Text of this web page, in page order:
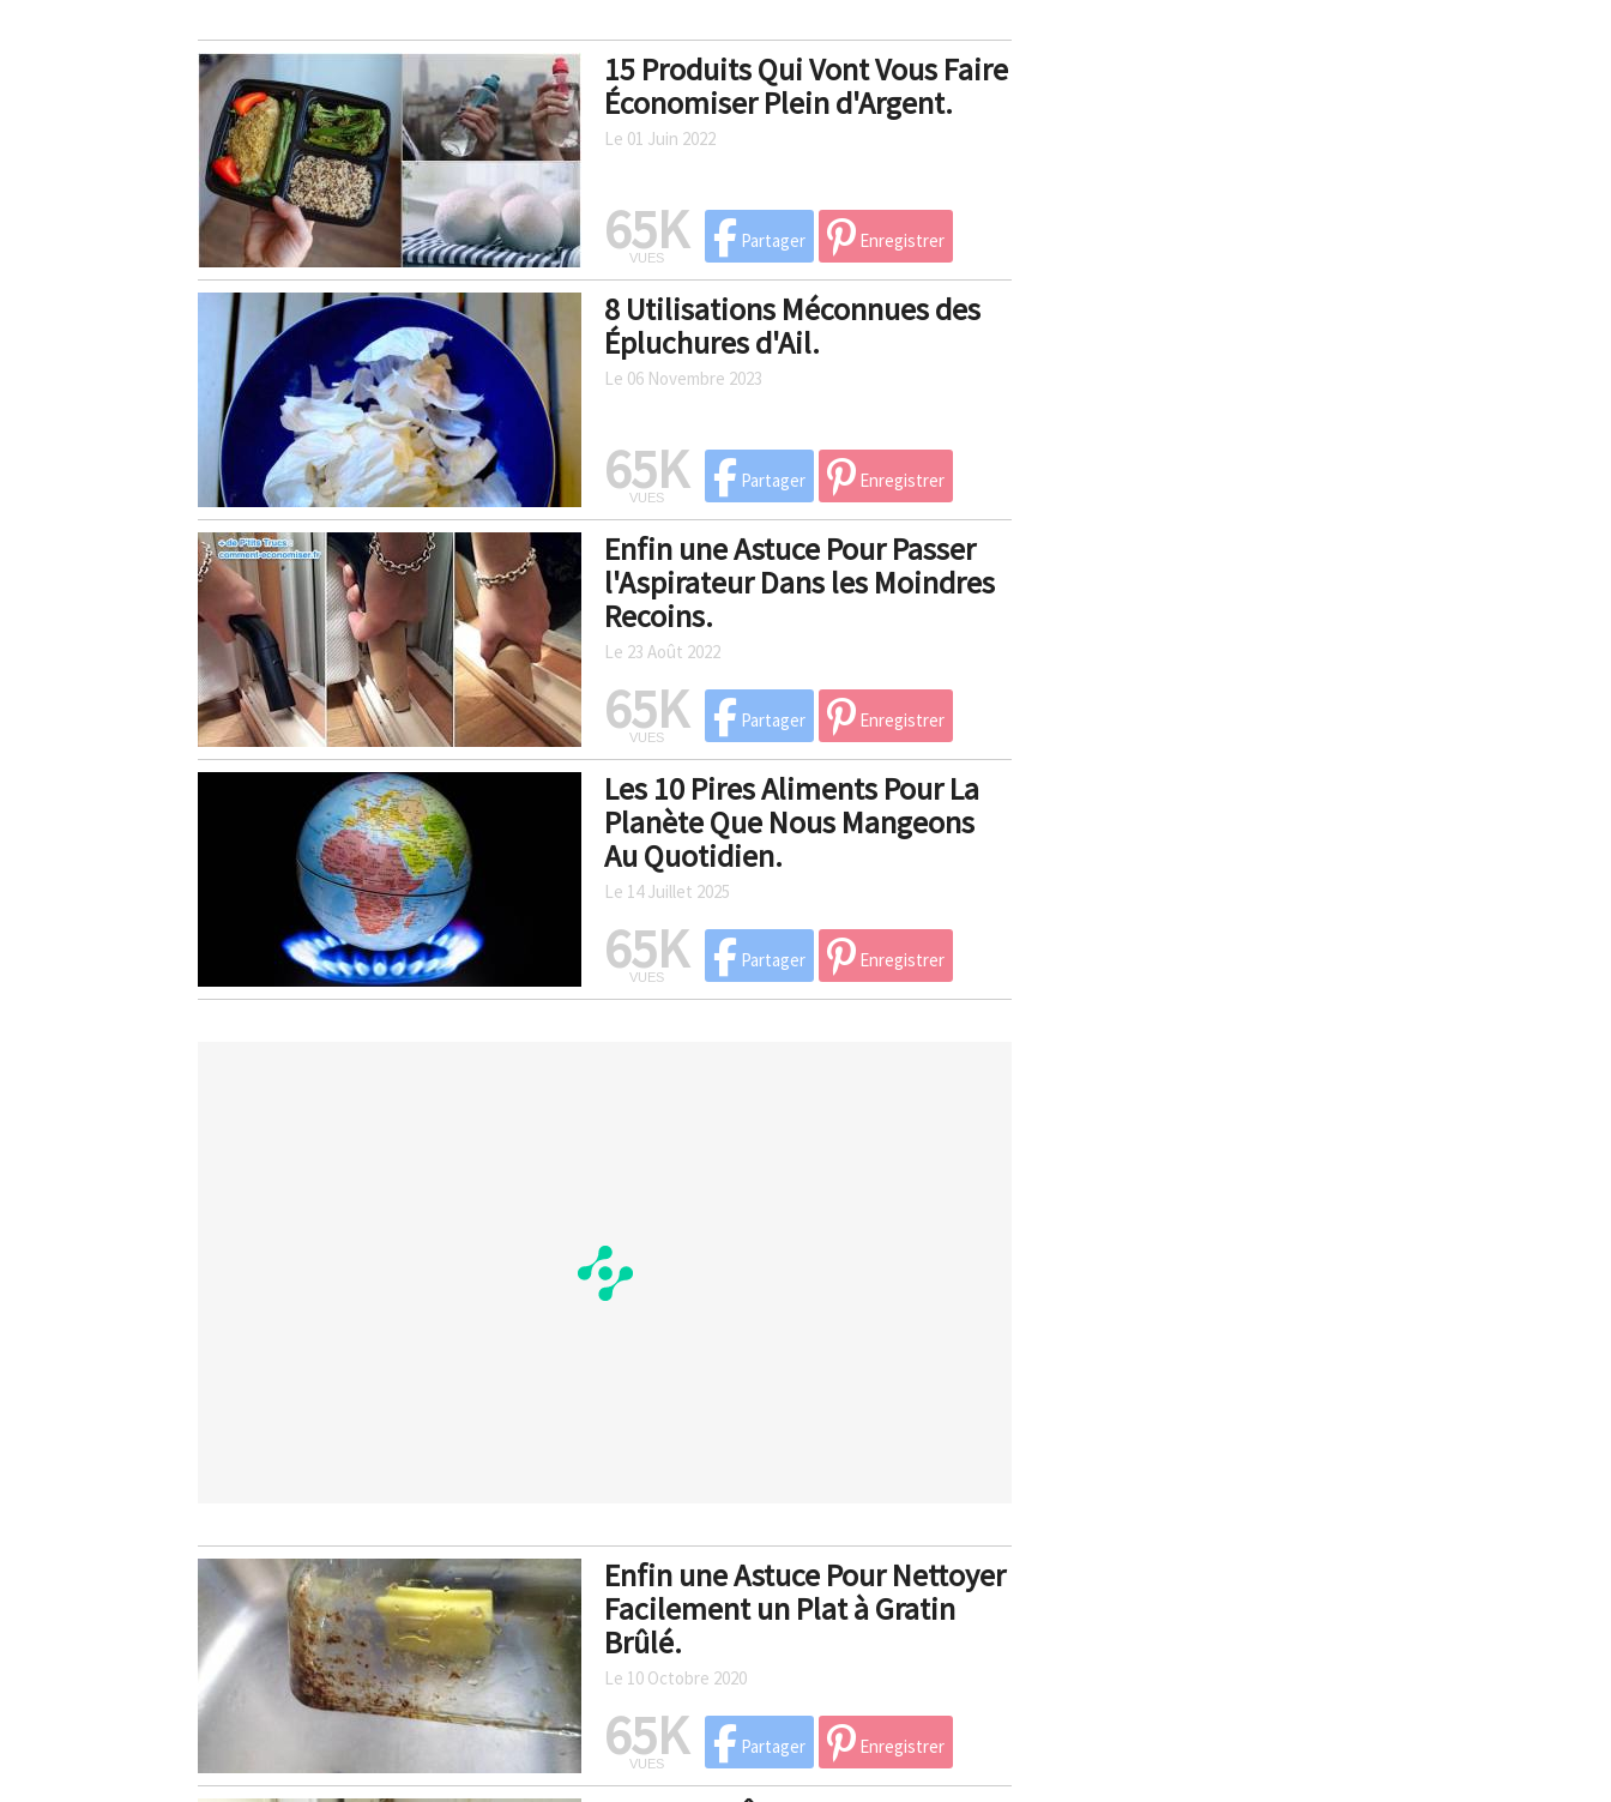
15 Produits Qui Vont Vous Faire
Économiser Plein d'Argent.
Le 01 Juin 2022
65K
VUES
Partager Enregistrer
8 Utilisations Méconnues des
Épluchures d'Ail.
Le 06 Novembre 2023
65K
VUES
Partager Enregistrer
Enfin une Astuce Pour Passer
l'Aspirateur Dans les Moindres
Recoins.
Le 23 Août 2022
65K
VUES
Partager Enregistrer
Les 10 Pires Aliments Pour La
Planète Que Nous Mangeons
Au Quotidien.
Le 14 Juillet 2025
65K
VUES
Partager Enregistrer
Enfin une Astuce Pour Nettoyer
Facilement un Plat à Gratin
Brûlé.
Le 10 Octobre 2020
65K
VUES
Partager Enregistrer